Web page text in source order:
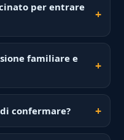
per entrare
familiare e
confermare?